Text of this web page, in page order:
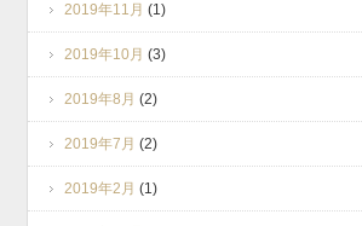
2019年11月 (1)
2019年10月 (3)
2019年8月 (2)
2019年7月 (2)
2019年2月 (1)